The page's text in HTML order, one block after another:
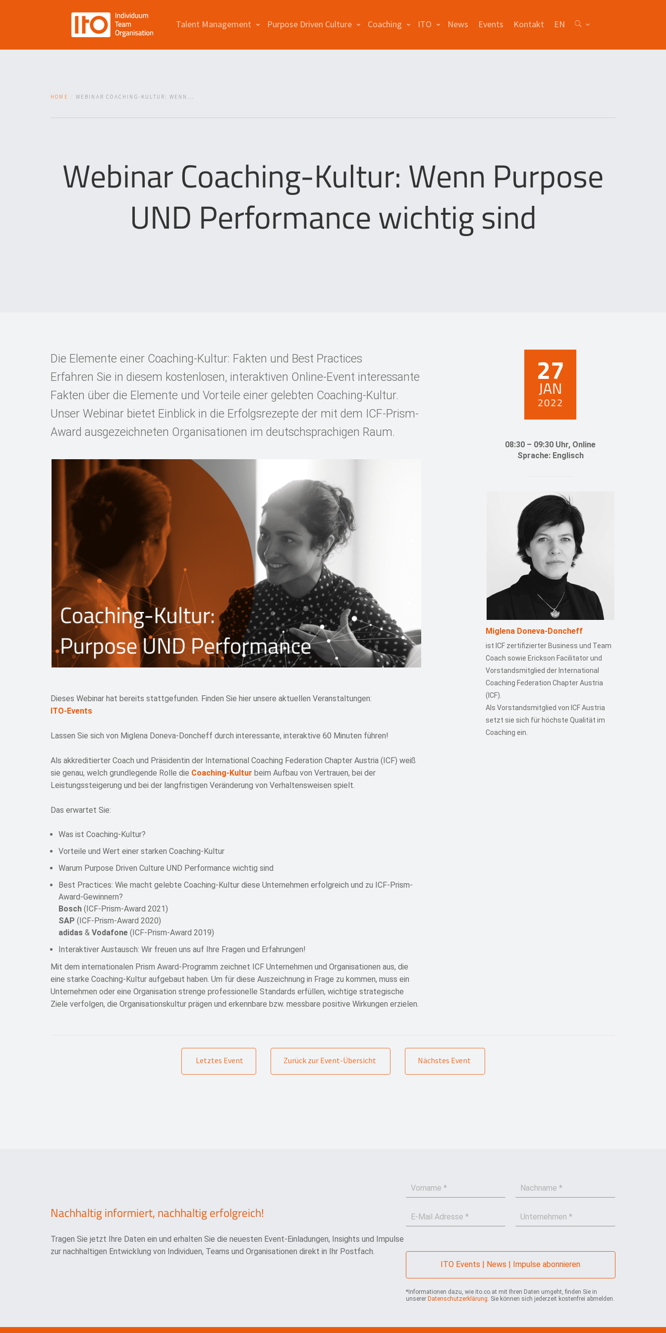
Talent Management Purpose Driven Culture Coaching ITO News Events Kontakt EN
HOME WEBINAR COACHING-KULTUR: WENN...
Webinar Coaching-Kultur: Wenn Purpose
UND Performance wichtig sind
Die Elemente einer Coaching-Kultur: Fakten und Best Practices
Erfahren Sie in diesem kostenlosen, interaktiven Online-Event interessante
Fakten über die Elemente und Vorteile einer gelebten Coaching-Kultur.
Unser Webinar bietet Einblick in die Erfolgsrezepte der mit dem ICF-Prism-
Award ausgezeichneten Organisationen im deutschsprachigen Raum.
Dieses Webinar hat bereits stattgefunden. Finden Sie hier unsere aktuellen Veranstaltungen:
ITO-Events
Lassen Sie sich von Miglena Doneva-Doncheff durch interessante, interaktive 60 Minuten führen!
Als akkreditierter Coach und Präsidentin der International Coaching Federation Chapter Austria (ICF) weiß
sie genau, welch grundlegende Rolle die Coaching-Kultur beim Aufbau von Vertrauen, bei der
Leistungssteigerung und bei der langfristigen Veränderung von Verhaltensweisen spielt.
Das erwartet Sie:
Was ist Coaching-Kultur?
Vorteile und Wert einer starken Coaching-Kultur
Warum Purpose Driven Culture UND Performance wichtig sind
Best Practices: Wie macht gelebte Coaching-Kultur diese Unternehmen erfolgreich und zu ICF-Prism-
Award-Gewinnern?
Bosch (ICF-Prism-Award 2021)
SAP (ICF-Prism-Award 2020)
adidas & Vodafone (ICF-Prism-Award 2019)
Interaktiver Austausch: Wir freuen uns auf Ihre Fragen und Erfahrungen!
Mit dem internationalen Prism Award-Programm zeichnet ICF Unternehmen und Organisationen aus, die
eine starke Coaching-Kultur aufgebaut haben. Um für diese Auszeichnung in Frage zu kommen, muss ein
Unternehmen oder eine Organisation strenge professionelle Standards erfüllen, wichtige strategische
Ziele verfolgen, die Organisationskultur prägen und erkennbare bzw. messbare positive Wirkungen erzielen.
27
JAN
2022
08:30 – 09:30 Uhr, Online
Sprache: Englisch
Miglena Doneva-Doncheff
ist ICF zertifizierter Business und Team
Coach sowie Erickson Facilitator und
Vorstandsmitglied der International
Coaching Federation Chapter Austria
(ICF).
Als Vorstandsmitglied von ICF Austria
setzt sie sich für höchste Qualität im
Coaching ein.
Letztes Event Zurück zur Event-Übersicht Nächstes Event
Nachhaltig informiert, nachhaltig erfolgreich!
Tragen Sie jetzt Ihre Daten ein und erhalten Sie die neuesten Event-Einladungen, Insights und Impulse
zur nachhaltigen Entwicklung von Individuen, Teams und Organisationen direkt in Ihr Postfach.
a
*
n
e
*
i
r
n
h
m
e
ITO Events | News | Impulse abonnieren
*Informationen dazu, wie ito.co.at mit Ihren Daten umgeht, finden Sie in
unserer Datenschutzerklärung . Sie können sich jederzeit kostenfrei abmelden.